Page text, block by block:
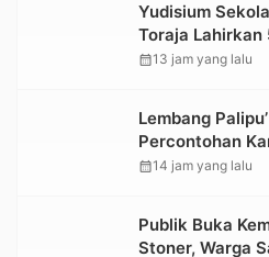
Yudisium
Toraja
calendar_month13 jam yang lalu
Lembang
Percontohan
Kemensos
calendar_month14 jam yang lalu
Publik Buka
Stoner, Warga